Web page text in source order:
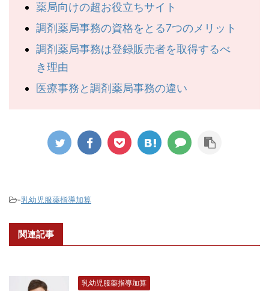
薬局向けの超お役立ちサイト
調剤薬局事務の資格をとる7つのメリット
調剤薬局事務は登録販売者を取得するべ
き理由
医療事務と調剤薬局事務の違い
-乳幼児服薬指導加算
関連記事
乳幼児服薬指導加算